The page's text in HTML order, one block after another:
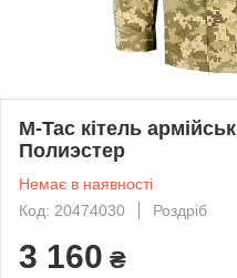
M-Tac кітель
Полиэстер
Немає в наявності
Код: 20474030
Роздріб
3 160 ₴